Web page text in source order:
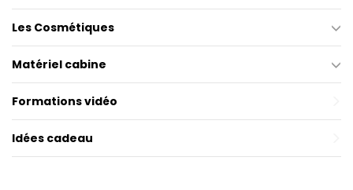
Les Cosmétiques
Matériel cabine
Formations vidéo
Idées cadeau